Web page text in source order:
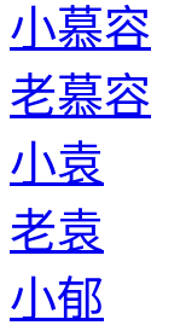
小慕容
老慕容
小袁
老袁
小郁